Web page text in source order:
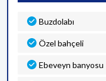
Buzdolabı
Özel bahçeli
Ebeveyn banyosu